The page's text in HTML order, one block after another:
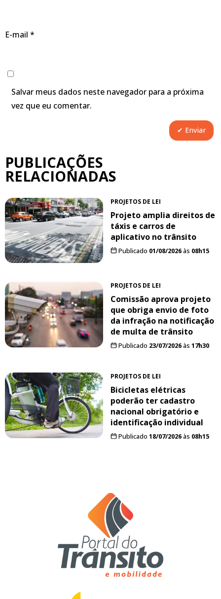
E-mail *
Salvar meus dados neste navegador para a próxima
vez que eu comentar.
PUBLICAÇÕES
RELACIONADAS
PROJETOS DE LEI
Projeto amplia direitos de
táxis e carros de
aplicativo no trânsito
Publicado 01/08/2026às 08h15
PROJETOS DE LEI
Comissão aprova projeto
que obriga envio de foto
da infração na notificação
de multa de trânsito
Publicado 23/07/2026às 17h30
PROJETOS DE LEI
Bicicletas elétricas
poderão ter cadastro
nacional obrigatório e
identificação individual
Publicado 18/07/2026às 08h15